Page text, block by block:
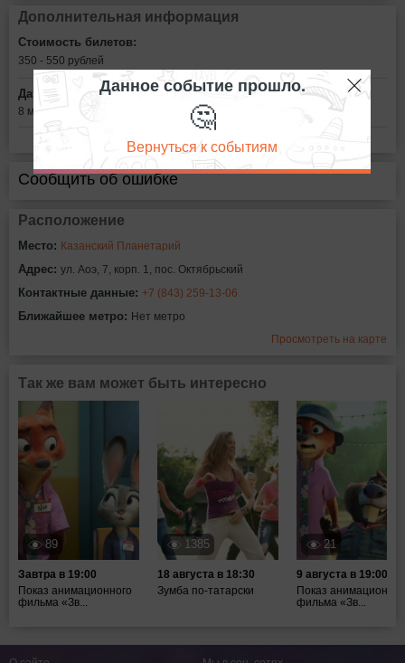
Дополнительная информация
Стоимость билетов:
350 - 550 рублей
Дата:
8 марта в 16:30
Сообщить об ошибке
Расположение
Место: Казанский Планетарий
Адрес: ул. Аоэ, 7, корп. 1, пос. Октябрьский
Контактные данные: +7 (843) 259-13-06
Ближайшее метро: Нет метро
Просмотреть на карте
Так же вам может быть интересно
89
Завтра в 19:00
Показ анимационного
фильма «Зв...
1385
18 августа в 18:30
Зумба по-татарски
21
9 августа в 19:00
Показ
фильма «Зв...
Данное событие прошло.
🤔
Вернуться к событиям